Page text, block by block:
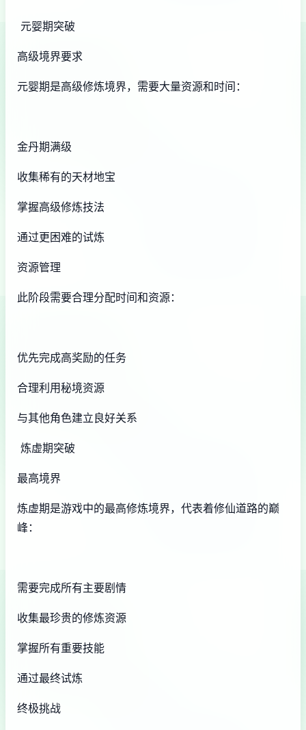
元婴期突破
高级境界要求
元婴期是高级修炼境界，需要大量资源和时间：
金丹期满级
收集稀有的天材地宝
掌握高级修炼技法
通过更困难的试炼
资源管理
此阶段需要合理分配时间和资源：
优先完成高奖励的任务
合理利用秘境资源
与其他角色建立良好关系
炼虚期突破
最高境界
炼虚期是游戏中的最高修炼境界，代表着修仙道路的巅
峰：
需要完成所有主要剧情
收集最珍贵的修炼资源
掌握所有重要技能
通过最终试炼
终极挑战